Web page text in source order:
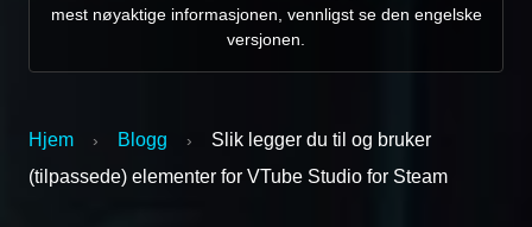
mest nøyaktige informasjonen, vennligst se den engelske
versjonen.
Hjem › Blogg ›
Slik legger du til og bruker
(tilpassede) elementer for VTube Studio for Steam